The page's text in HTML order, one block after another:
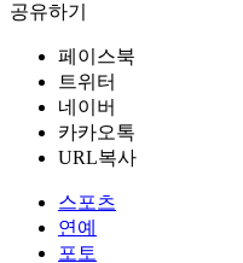
공유하기
페이스북
트위터
네이버
카카오톡
URL복사
스포츠
연예
포토